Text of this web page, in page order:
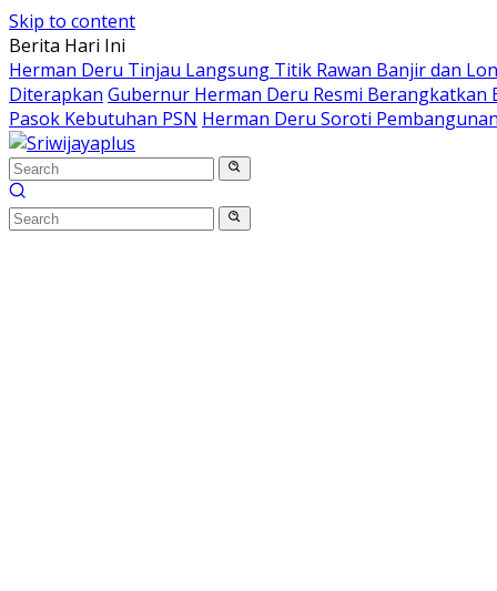
Skip to content
Berita Hari Ini
Herman Deru Tinjau Langsung Titik Rawan Banjir dan
Diterapkan Gubernur Herman Deru Resmi Berangkatkan
Pasok Kebutuhan PSN Herman Deru Soroti